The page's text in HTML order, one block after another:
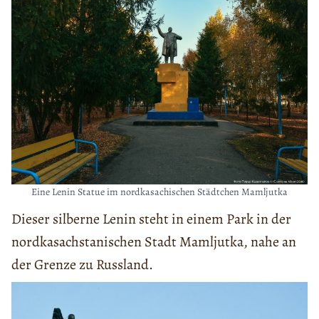
Eine Lenin Statue im nordkasachischen Städtchen Mamljutka
Dieser silberne Lenin steht in einem Park in der
nordkasachstanischen Stadt Mamljutka, nahe an
der Grenze zu Russland.